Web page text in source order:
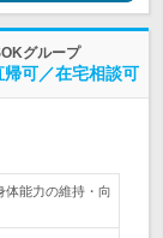
グループ
帰可／在宅相談可
体能力の維持・向